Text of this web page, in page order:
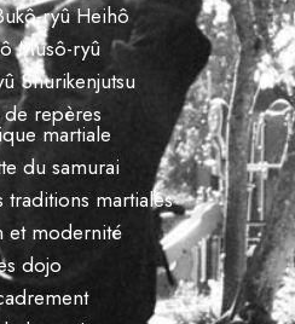
ryû Heihô
Musô-ryû
Shurikenjutsu
de repères
martiale
du samurai
traditions martiales
et modernité
dojo